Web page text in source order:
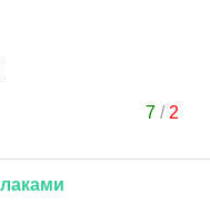
7/ 2